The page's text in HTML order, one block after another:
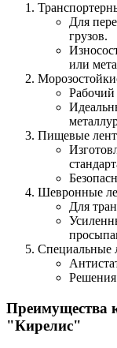
Для
грузов.
или
Рабочий
Пищевые
Шевронные
Для
Специальные
Решения
Преимущества
"Кирелис"